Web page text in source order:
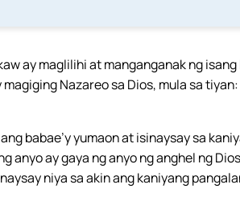
ay maglilihi at manganganak ng
magiging Nazareo sa Dios, mula sa
babae’y yumaon at isinaysay sa
anyo ay gaya ng anyo ng anghel ng
niya sa akin ang kaniyang